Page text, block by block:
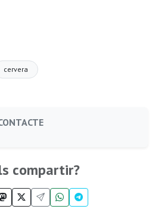
cervera
compartir?